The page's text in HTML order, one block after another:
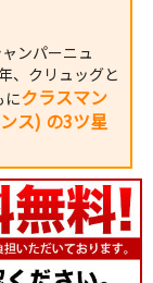
ンパーニュ
、クリュッグと
にクラスマン
ス) の3ツ星